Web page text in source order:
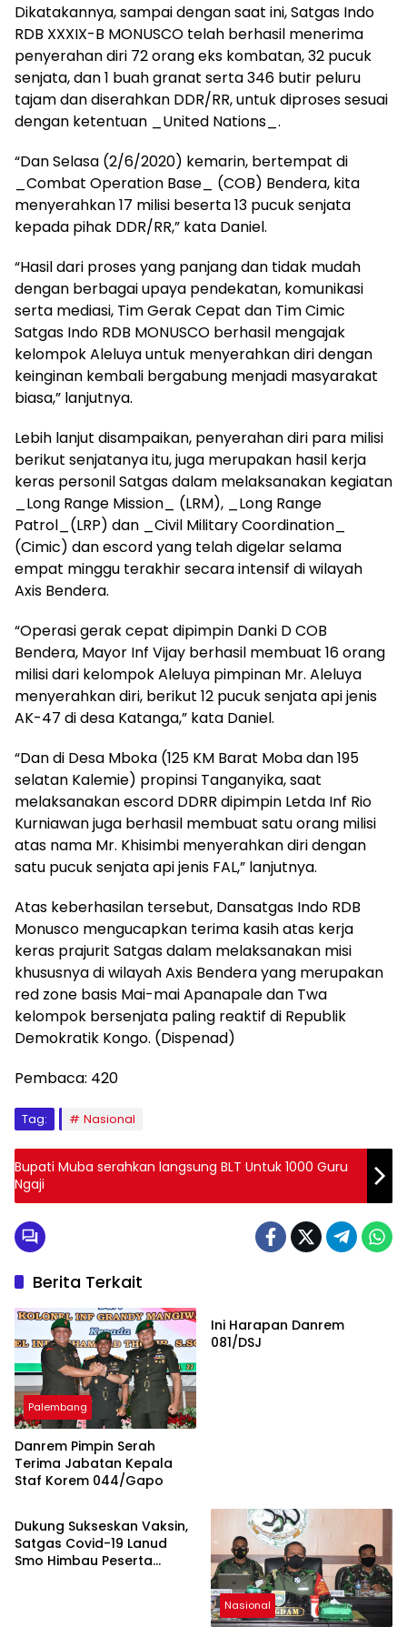
Dikatakannya, sampai dengan saat ini, Satgas Indo
RDB XXXIX-B MONUSCO telah berhasil menerima
penyerahan diri 72 orang eks kombatan, 32 pucuk
senjata, dan 1 buah granat serta 346 butir peluru
tajam dan diserahkan DDR/RR, untuk diproses sesuai
dengan ketentuan _United Nations_.
“Dan Selasa (2/6/2020) kemarin, bertempat di
_Combat Operation Base_ (COB) Bendera, kita
menyerahkan 17 milisi beserta 13 pucuk senjata
kepada pihak DDR/RR,” kata Daniel.
“Hasil dari proses yang panjang dan tidak mudah
dengan berbagai upaya pendekatan, komunikasi
serta mediasi, Tim Gerak Cepat dan Tim Cimic
Satgas Indo RDB MONUSCO berhasil mengajak
kelompok Aleluya untuk menyerahkan diri dengan
keinginan kembali bergabung menjadi masyarakat
biasa,” lanjutnya.
Lebih lanjut disampaikan, penyerahan diri para milisi
berikut senjatanya itu, juga merupakan hasil kerja
keras personil Satgas dalam melaksanakan kegiatan
_Long Range Mission_ (LRM), _Long Range
Patrol_(LRP) dan _Civil Military Coordination_
(Cimic) dan escord yang telah digelar selama
empat minggu terakhir secara intensif di wilayah
Axis Bendera.
“Operasi gerak cepat dipimpin Danki D COB
Bendera, Mayor Inf Vijay berhasil membuat 16 orang
milisi dari kelompok Aleluya pimpinan Mr. Aleluya
menyerahkan diri, berikut 12 pucuk senjata api jenis
AK-47 di desa Katanga,” kata Daniel.
“Dan di Desa Mboka (125 KM Barat Moba dan 195
selatan Kalemie) propinsi Tanganyika, saat
melaksanakan escord DDRR dipimpin Letda Inf Rio
Kurniawan juga berhasil membuat satu orang milisi
atas nama Mr. Khisimbi menyerahkan diri dengan
satu pucuk senjata api jenis FAL,” lanjutnya.
Atas keberhasilan tersebut, Dansatgas Indo RDB
Monusco mengucapkan terima kasih atas kerja
keras prajurit Satgas dalam melaksanakan misi
khususnya di wilayah Axis Bendera yang merupakan
red zone basis Mai-mai Apanapale dan Twa
kelompok bersenjata paling reaktif di Republik
Demokratik Kongo. (Dispenad)
Pembaca: 420
Tag: Nasional
Bupati Muba serahkan langsung BLT Untuk 1000 Guru
Ngaji
Berita Terkait
Palembang
Danrem Pimpin Serah
Terima Jabatan Kepala
Staf Korem 044/Gapo
Ini Harapan Danrem
081/DSJ
Nasional
Dukung Sukseskan Vaksin,
Satgas Covid-19 Lanud
Smo Himbau Peserta
Nasional